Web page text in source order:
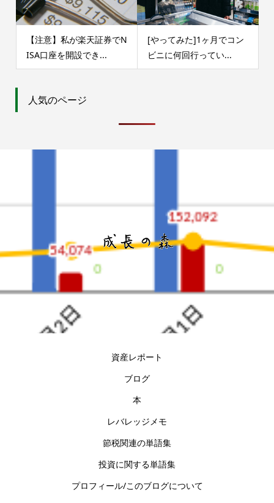
【注意】私が楽天証券でN
ISA口座を開設でき...
[やってみた]1ヶ月でコン
ビニに何回行ってい...
人気のページ
資産レポート
ブログ
本
レバレッジメモ
節税関連の単語集
投資に関する単語集
プロフィール/このブログについて